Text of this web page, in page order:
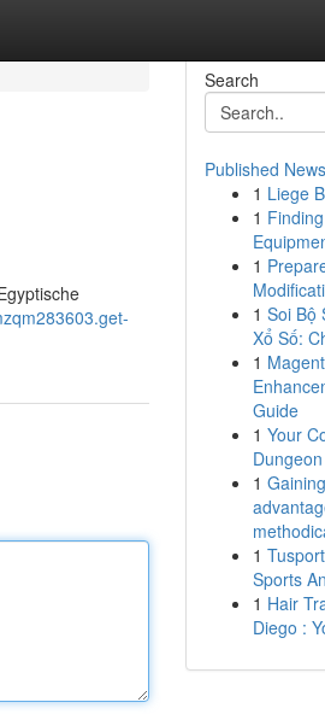
Search
Published News
1 Liege
1
1
1 Soi Bộ
Xổ Số:
1
Guide
1 Your
1
1
Sports
1 Hair
Diego :